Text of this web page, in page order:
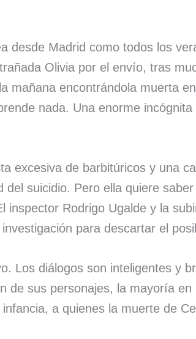
desde Madrid como todos los
Olivia por el envío, tras
mañana encontrándola muerta
nada. Una enorme
excesiva de barbitúricos y una
del suicidio. Pero ella quiere
inspector Rodrigo Ugalde y la
para descartar el
Los diálogos son inteligentes y
de sus personajes, la mayoría en
a quienes la muerte de